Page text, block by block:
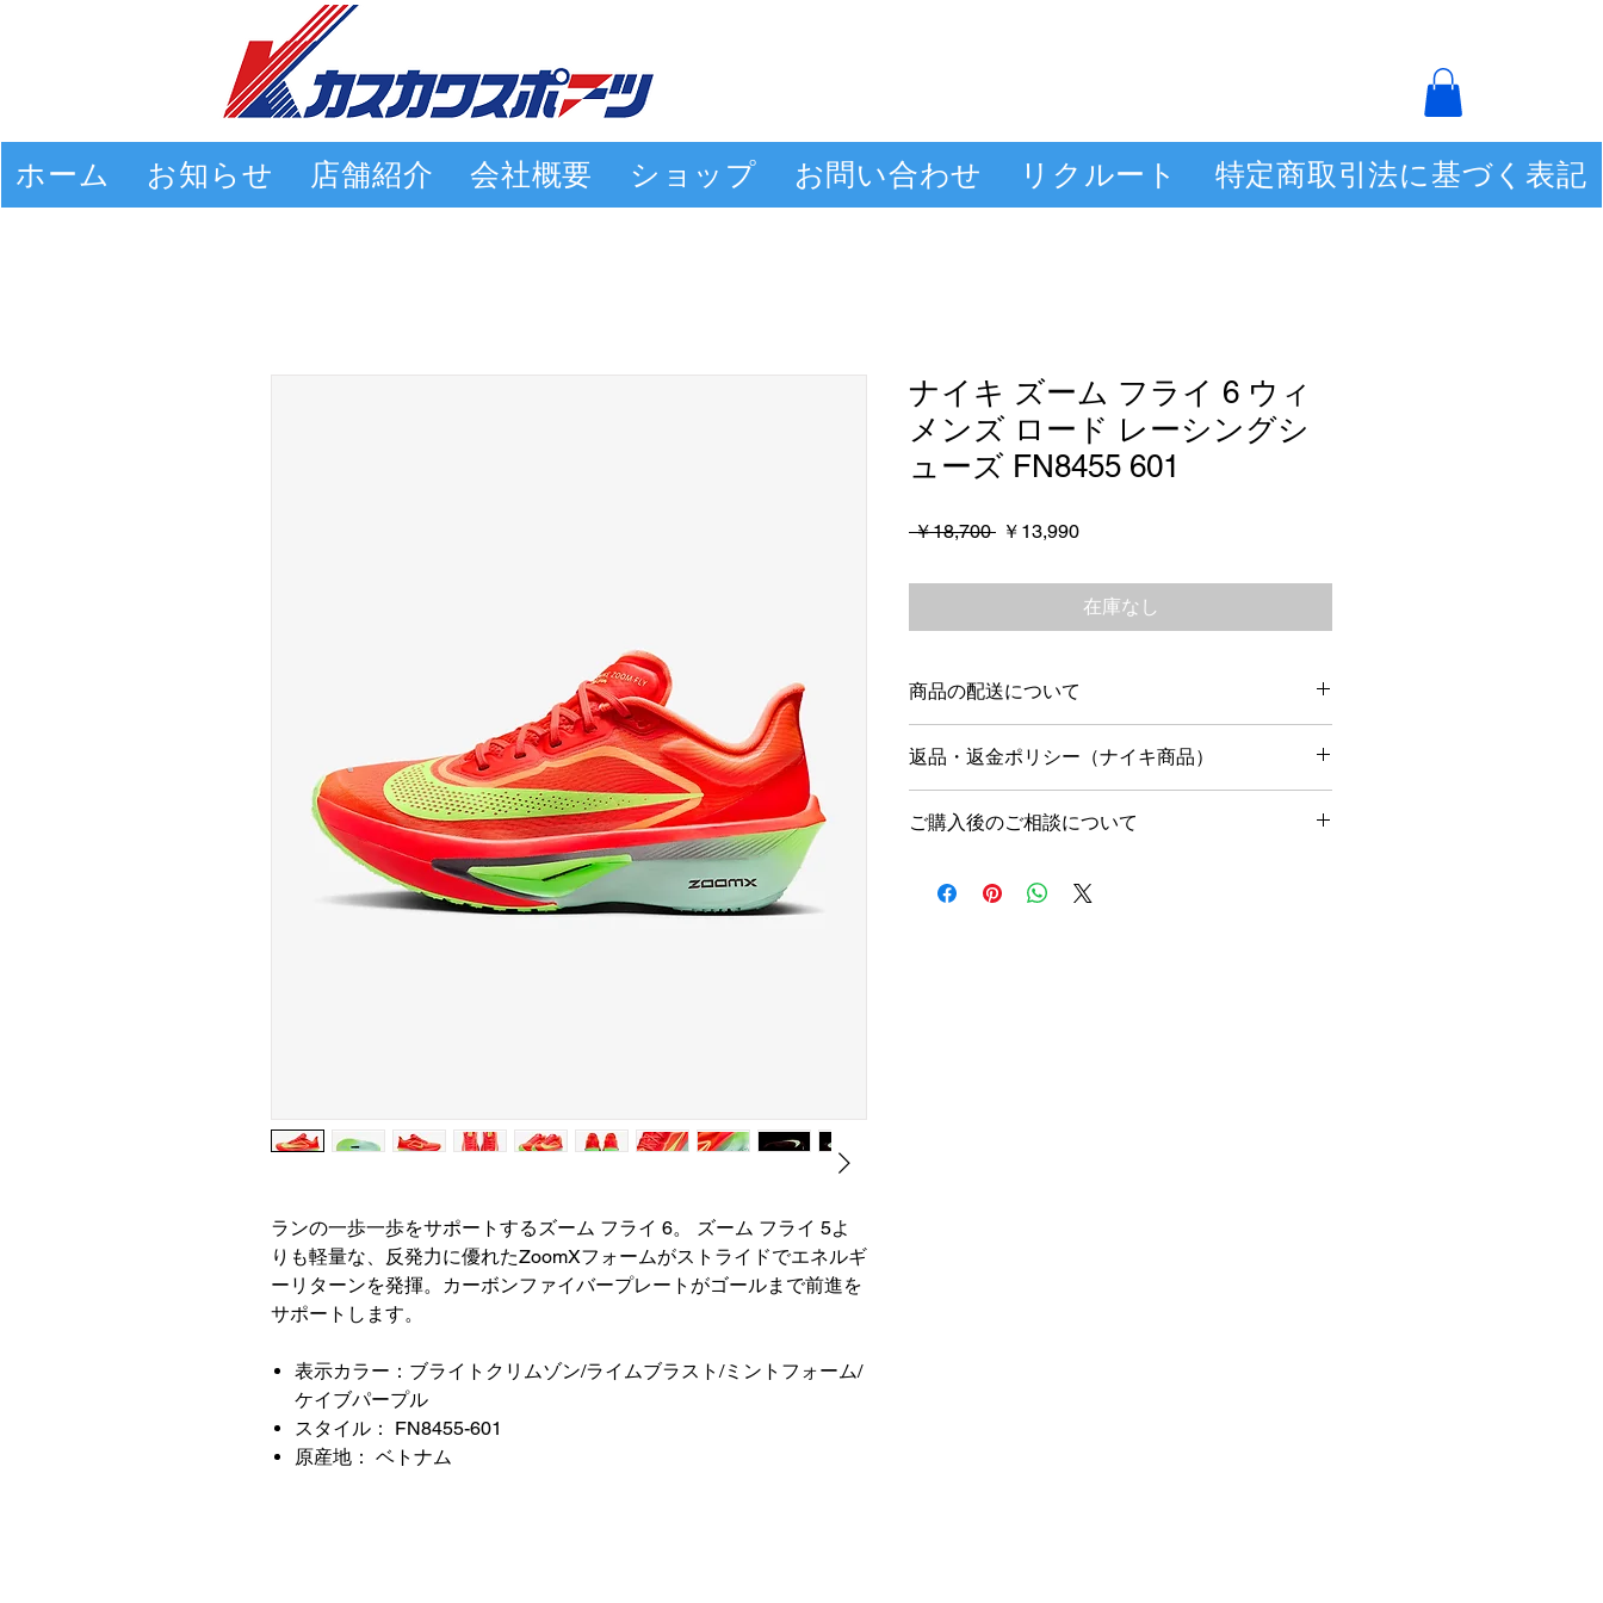
ホーム お知らせ 店舗紹介 会社概要 ショップ お問い合わせ リクルート 特定商取引法に基づく表記
ランの一歩一歩をサポートするズーム フライ 6。 ズーム フライ 5よ
りも軽量な、反発力に優れたZoomXフォームがストライドでエネルギ
ーリターンを発揮。カーボンファイバープレートがゴールまで前進を
サポートします。
表示カラー：ブライトクリムゾン/ライムブラスト/ミントフォーム/
ケイブパープル
スタイル： FN8455-601
原産地： ベトナム
ナイキ ズーム フライ 6 ウィ
メンズ ロード レーシングシ
ューズ FN8455 601
￥18,700 通
価
￥13,990セ
ル
価
格
在庫なし
商品の配送について
海外発送は行っておりません。
返品・返金ポリシー（ナイキ商品）
ただし新品未使用品で箱・タグなど揃った状態に限りま
ご購入後のご相談について
以内の返信を心がけております。